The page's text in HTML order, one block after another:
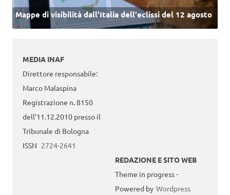
Mappe di visibilità dall’Italia dell'eclissi del 12 agosto
MEDIA INAF
Direttore responsabile:
Marco Malaspina
Registrazione n. 8150
dell’11.12.2010 presso il
Tribunale di Bologna
ISSN 2724-2641
REDAZIONE E SITO WEB
Theme in progress -
Powered by Wordpress